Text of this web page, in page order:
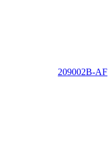
209002B-AF